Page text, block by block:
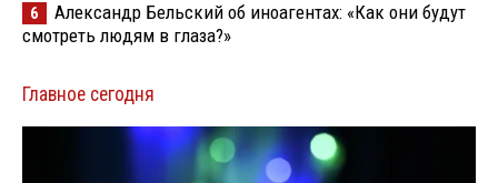
6
Александр Бельский об иноагентах: «Как они будут
смотреть людям в глаза?»
Главное сегодня